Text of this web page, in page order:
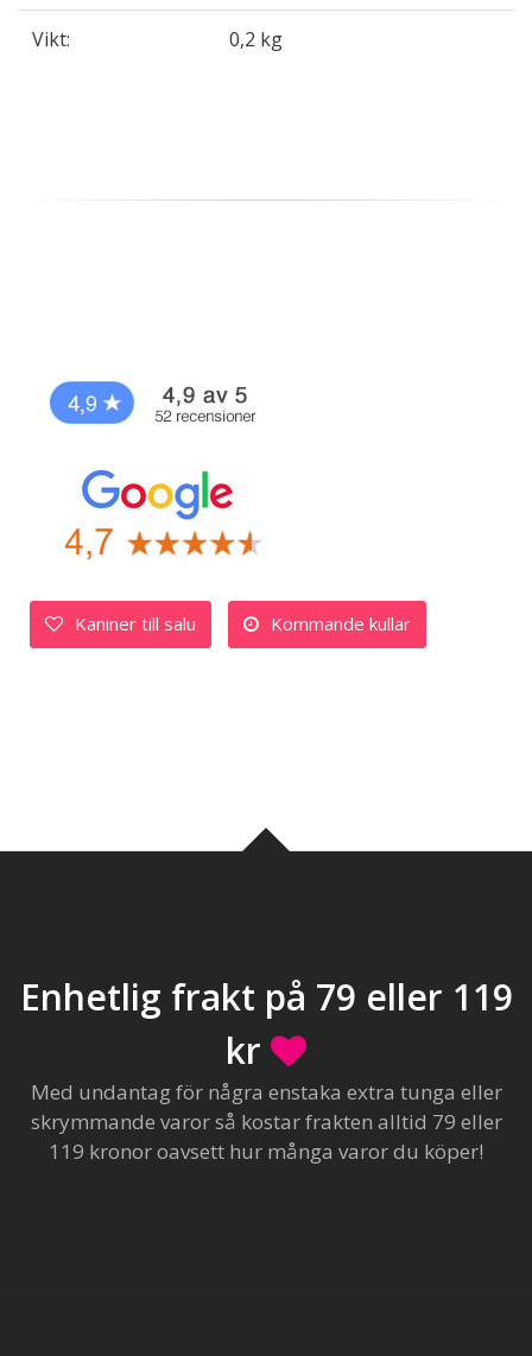
Vikt: 0,2 kg
Kaniner till salu Kommande kullar
Enhetlig frakt på 79 eller 119
kr
Med undantag för några enstaka extra tunga eller
skrymmande varor så kostar frakten alltid 79 eller
119 kronor oavsett hur många varor du köper!